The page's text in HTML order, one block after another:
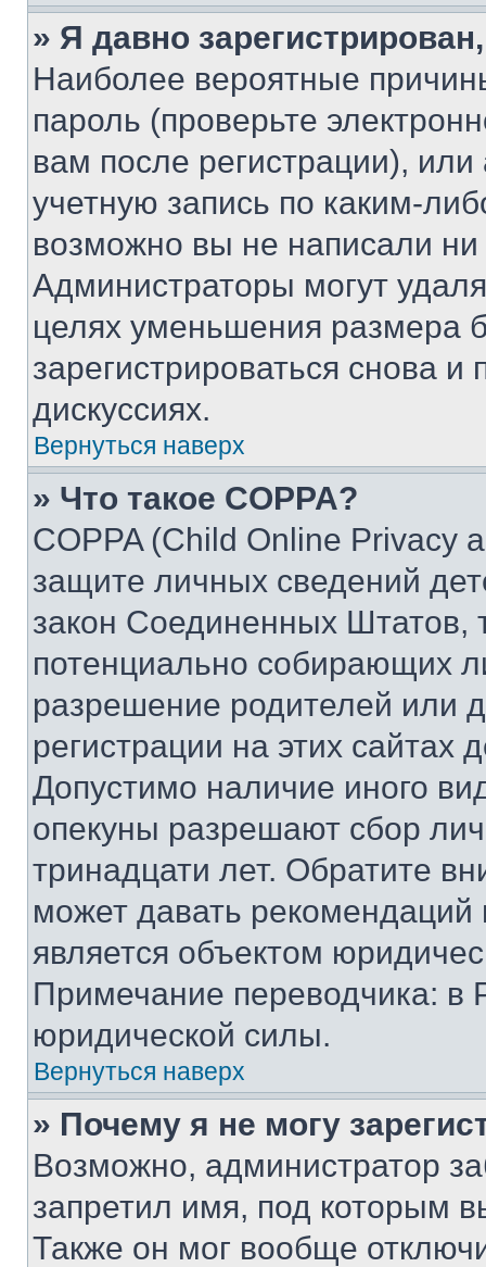
» Я давно
Наиболее вероятные
пароль (проверьте
вам после регистрации),
учетную запись по каким-
возможно вы не написали
Администраторы могут
целях уменьшения размера
зарегистрироваться снова и
дискуссиях.
Вернуться наверх
» Что такое COPPA?
COPPA (Child Online Privacy
защите личных сведений
закон Соединенных Штатов,
потенциально собирающих
разрешение родителей или
регистрации на этих сайтах
Допустимо наличие иного
опекуны разрешают сбор
тринадцати лет. Обратите
может давать
является объектом
Примечание переводчика: в
юридической силы.
Вернуться наверх
» Почему я не могу
Возможно, администратор
запретил имя, под которым
Также он мог вообще